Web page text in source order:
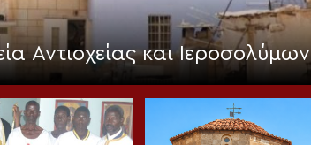
Αντιοχείας και Ιεροσολύμων